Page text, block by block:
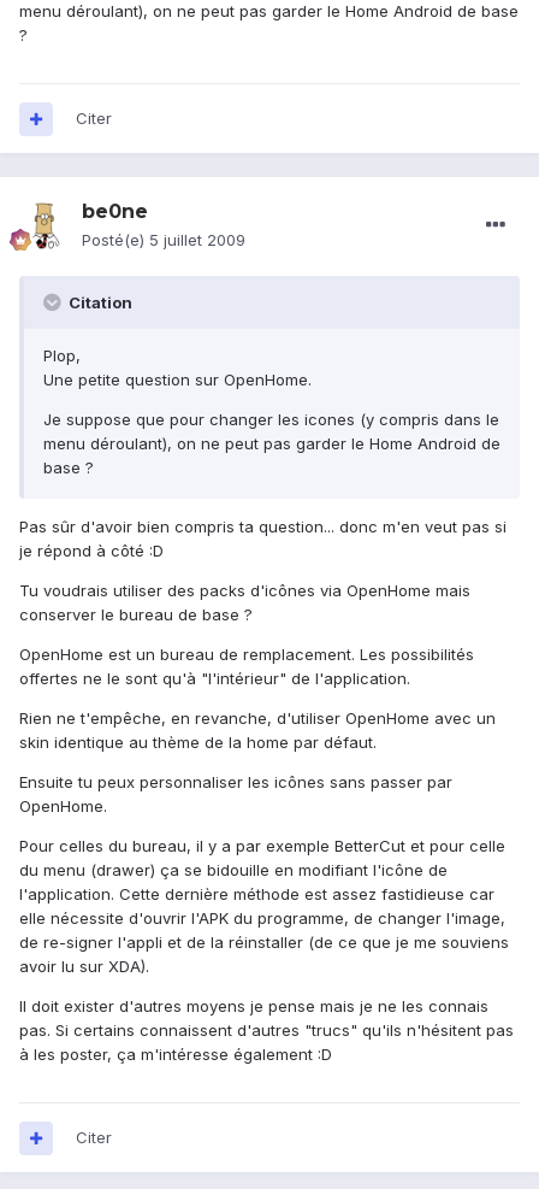
menu déroulant), on ne peut pas garder le Home Android de base
?
Citer
be0ne
Posté(e) 5 juillet 2009
Citation
Plop,
Une petite question sur OpenHome.
Je suppose que pour changer les icones (y compris dans le
menu déroulant), on ne peut pas garder le Home Android de
base ?
Pas sûr d'avoir bien compris ta question... donc m'en veut pas si
je répond à côté :D
Tu voudrais utiliser des packs d'icônes via OpenHome mais
conserver le bureau de base ?
OpenHome est un bureau de remplacement. Les possibilités
offertes ne le sont qu'à "l'intérieur" de l'application.
Rien ne t'empêche, en revanche, d'utiliser OpenHome avec un
skin identique au thème de la home par défaut.
Ensuite tu peux personnaliser les icônes sans passer par
OpenHome.
Pour celles du bureau, il y a par exemple BetterCut et pour celle
du menu (drawer) ça se bidouille en modifiant l'icône de
l'application. Cette dernière méthode est assez fastidieuse car
elle nécessite d'ouvrir l'APK du programme, de changer l'image,
de re-signer l'appli et de la réinstaller (de ce que je me souviens
avoir lu sur XDA).
Il doit exister d'autres moyens je pense mais je ne les connais
pas. Si certains connaissent d'autres "trucs" qu'ils n'hésitent pas
à les poster, ça m'intéresse également :D
Citer